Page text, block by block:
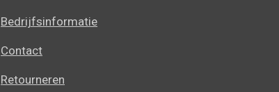
Bedrijfsinformatie
Contact
Retourneren